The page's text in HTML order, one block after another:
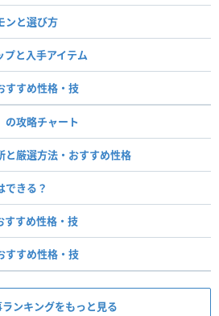
ンと選び方
プと入手アイテム
すすめ性格・技
の攻略チャート
と厳選方法・おすすめ性格
できる？
すすめ性格・技
すすめ性格・技
ンキングをもっと見る